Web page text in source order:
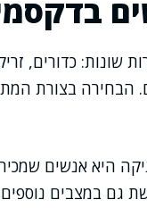
שונות: כדורים,
הבחירה בצורת
היא אנשים
גם במצבים